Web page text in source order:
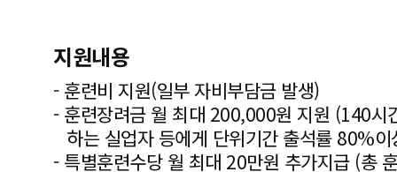
지원내용
- 훈련비 지원(일부 자비부담금 발생)
- 훈련장려금 월 최대 200,000원 지원 (140시
하는 실업자 등에게 단위기간 출석률 80%이
- 특별훈련수당 월 최대 20만원 추가지급 (총